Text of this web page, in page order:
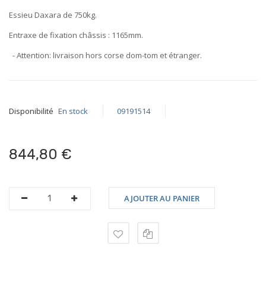
Essieu Daxara de 750kg.
Entraxe de fixation châssis : 1165mm.
- Attention: livraison hors corse dom-tom et étranger.
Disponibilité En stock 09191514
844,80 €
AJOUTER AU PANIER